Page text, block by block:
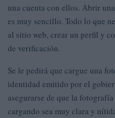
una cuenta con ellos. Abrir
es muy sencillo. Todo lo que
al sitio web, crear un perfil y
de verificación.
Se le pedirá que cargue una
identidad emitido por el
asegurarse de que la
cargando sea muy clara y